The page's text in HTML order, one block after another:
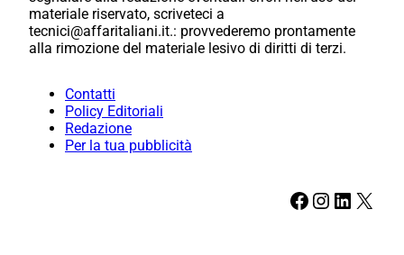
materiale riservato, scriveteci a
tecnici@affaritaliani.it.: provvederemo prontamente
alla rimozione del materiale lesivo di diritti di terzi.
Contatti
Policy Editoriali
Redazione
Per la tua pubblicità
Facebook Instagram LinkedIn X